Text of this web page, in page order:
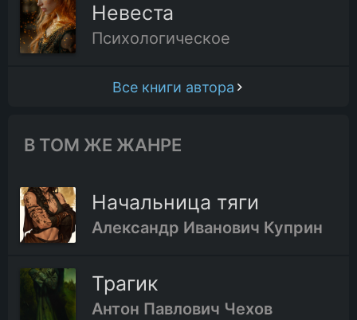
Невеста
Психологическое
Все книги автора
В ТОМ ЖЕ ЖАНРЕ
Начальница тяги
Александр Иванович Куприн
Трагик
Антон Павлович Чехов